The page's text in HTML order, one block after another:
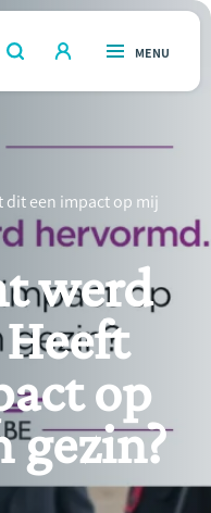
OPEN
ZOEKEN
OPEN
MENU
dit een impact op mij
werd
op
gezin?